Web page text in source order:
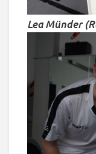
Lea Münder